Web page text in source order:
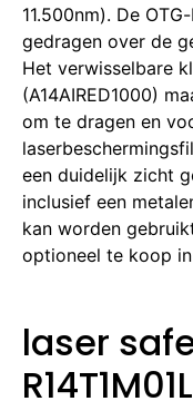
11.500nm). De
gedragen over de
Het verwisselbare
(A14AIRED1000)
om te dragen en
een duidelijk zicht
inclusief een
kan worden
optioneel te koop
laser
R14T1M01L